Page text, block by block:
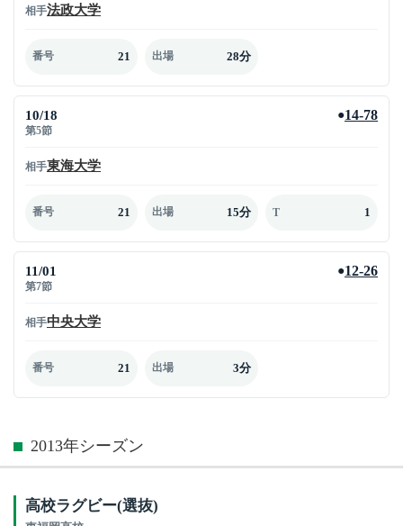
相手法政大学
番号 21 出場 28分
10/18
第5節
●14-78
相手東海大学
番号 21 出場 15分 T 1
11/01
第7節
●12-26
相手中央大学
番号 21 出場 3分
2013年シーズン
高校ラグビー(選抜)